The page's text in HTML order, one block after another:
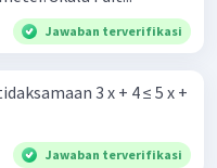
Jawaban terverifikasi
3 x + 4 ≤ 5 x +
Jawaban terverifikasi